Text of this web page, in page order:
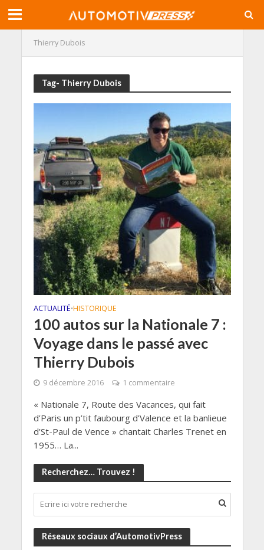
Thierry Dubois
Tag- Thierry Dubois
ACTUALITÉ•HISTORIQUE
100 autos sur la Nationale 7 :
Voyage dans le passé avec
Thierry Dubois
9 décembre 2016 1 commentaire
« Nationale 7, Route des Vacances, qui fait
d’Paris un p’tit faubourg d’Valence et la banlieue
d’St-Paul de Vence » chantait Charles Trenet en
1955… La...
Recherchez… Trouvez !
Réseaux sociaux d’AutomotivPress